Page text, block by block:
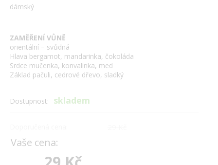
dámský
ZAMĚŘENÍ VŮNĚ
orientální – svůdná
Hlava bergamot, mandarinka, čokoláda
Srdce mučenka, konvalinka, med
Základ pačuli, cedrové dřevo, sladký
Dostupnost: skladem
Vaše cena: